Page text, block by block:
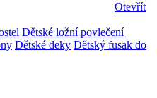
Otevřít
Dětské ložní povlečení
Dětské deky Dětský fusak do